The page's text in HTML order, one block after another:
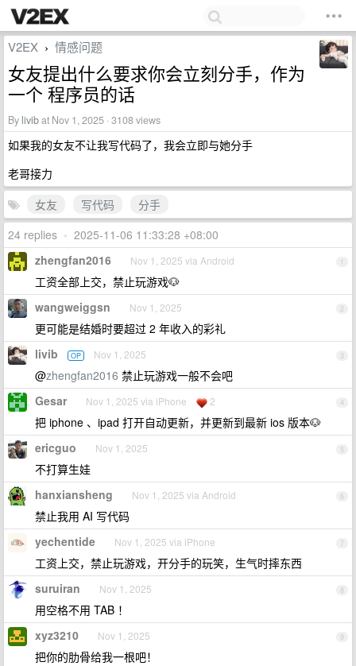
V2EX › 情感问题
女友提出什么要求你会立刻分手，作为
一个 程序员的话
By livibat Nov 1, 2025 · 3108 views
如果我的女友不让我写代码了，我会立即与她分手
老哥接力
女友
写代码
分手
24 replies • 2025-11-06 11:33:28 +08:00
1
zhengfan2016 Nov 1, 2025 via Android
工资全部上交，禁止玩游戏🐶
2
wangweiggsn Nov 1, 2025
更可能是结婚时要超过 2 年收入的彩礼
3
livib OP Nov 1, 2025
@zhengfan2016 禁止玩游戏一般不会吧
4
Gesar Nov 1, 2025 via iPhone 2
把 iphone 、ipad 打开自动更新，并更新到最新 ios 版本🐶
5
ericguo Nov 1, 2025
不打算生娃
6
hanxiansheng Nov 1, 2025 via Android
禁止我用 AI 写代码
7
yechentide Nov 1, 2025 via iPhone
工资上交，禁止玩游戏，开分手的玩笑，生气时摔东西
8
suruiran Nov 1, 2025
用空格不用 TAB ！
9
xyz3210 Nov 1, 2025
把你的肋骨给我一根吧！